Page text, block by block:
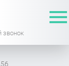
звонок